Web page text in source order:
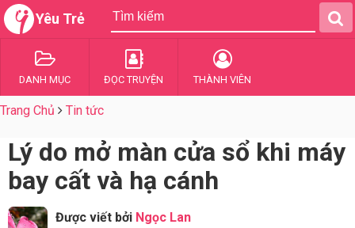
Yêu Trẻ
DANH MỤC ĐỌC TRUYỆN THÀNH VIÊN
Trang Chủ Tin tức
Lý do mở màn cửa sổ khi máy
bay cất và hạ cánh
Được viết bởi Ngọc Lan